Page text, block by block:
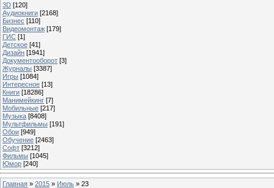
3D [120]
Аудиокниги [2168]
Бизнес [110]
Видеомонтаж [179]
ГИС [1]
Детское [41]
Дизайн [1941]
Документооборот [3]
Журналы [3387]
Игры [1084]
Интересное [13]
Книги [18286]
Манимейкинг [7]
Мобильные [217]
Музыка [8408]
Мультфильмы [191]
Обои [949]
Обучение [2463]
Софт [3212]
Фильмы [1045]
Юмор [240]
Главная » 2015 » Июль » 23